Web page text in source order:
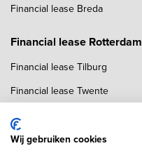
Financial lease Breda
Financial lease Rotterdam
Financial lease Tilburg
Financial lease Twente
Financial lease Utrecht
Financial lease Zwolle
Wij gebruiken cookies